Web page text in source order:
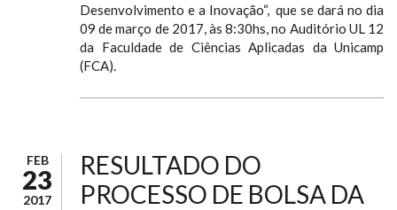
Desenvolvimento e a Inovação“, que se dará no dia
09 de março de 2017, às 8:30hs, no Auditório UL 12
da Faculdade de Ciências Aplicadas da Unicamp
(FCA).
FEB
23
2017
RESULTADO DO
PROCESSO DE BOLSA DA